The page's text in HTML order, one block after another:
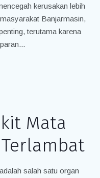
kerusakan lebih
Banjarmasin,
terutama karena
Mata
salah satu organ